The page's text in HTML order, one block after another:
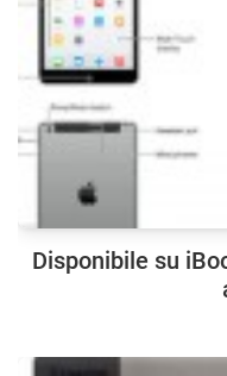
Disponibile su